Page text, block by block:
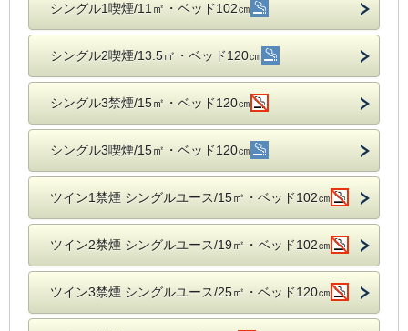
シングル1喫煙/11㎡・ベッド102㎝
シングル2喫煙/13.5㎡・ベッド120㎝
シングル3禁煙/15㎡・ベッド120㎝
シングル3喫煙/15㎡・ベッド120㎝
ツイン1禁煙 シングルユース/15㎡・ベッド102㎝
ツイン2禁煙 シングルユース/19㎡・ベッド102㎝
ツイン3禁煙 シングルユース/25㎡・ベッド120㎝